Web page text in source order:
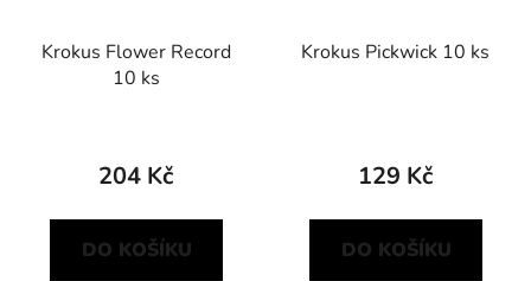
Krokus Flower Record
10 ks
204 Kč
DO KOŠÍKU
Krokus Pickwick 10 ks
129 Kč
DO KOŠÍKU